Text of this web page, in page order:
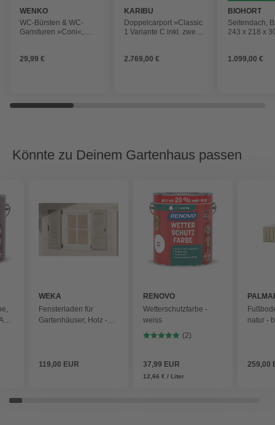
WENKO
WC-Bürsten & WC-
Garnituren »Coni«,
29,99 €
KARIBU
Doppelcarport »Classic
1 Variante C inkl. zwei
284,5 cm, natur
2.769,00 €
BIOHORT
Seitendach,
243 x 218 x
1.099,00 €
Könnte zu Deinem Gartenhaus passen
WEKA
Fensterladen für
Gartenhäuser, Holz -
119,00 EUR
RENOVO
Wetterschutzfarbe -
weiss
(2)
37,99 EUR
12,66 € / Liter
natur -
259,00